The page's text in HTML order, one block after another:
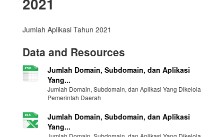
Jumlah Aplikasi Tahun 2021
Data and Resources
Jumlah Domain, Subdomain, dan Aplikasi
Yang...
Jumlah Domain, Subdomain, dan Aplikasi Yang Dikelola
Pemerintah Daerah
Jumlah Domain, Subdomain, dan Aplikasi
Yang...